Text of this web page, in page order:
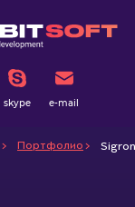
skype e-mail
Портфолио